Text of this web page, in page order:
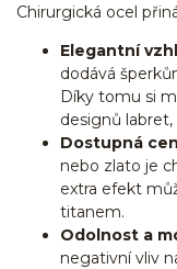
Chirurgická ocel
Elegantní
dodává
Díky tomu si
designů
Dostupná
nebo zlato je
extra efekt
titanem.
Odolnost a
negativní vliv